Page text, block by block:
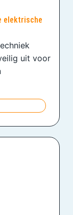
elektrische
uit voor